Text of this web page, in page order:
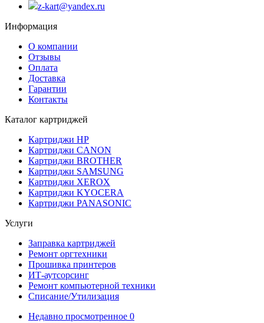
z-kart@yandex.ru
Информация
О компании
Отзывы
Оплата
Доставка
Гарантии
Контакты
Каталог картриджей
Картриджи HP
Картриджи CANON
Картриджи BROTHER
Картриджи SAMSUNG
Картриджи XEROX
Картриджи KYOCERA
Картриджи PANASONIC
Услуги
Заправка картриджей
Ремонт оргтехники
Прошивка принтеров
ИТ-аутсорсинг
Ремонт компьютерной техники
Списание/Утилизация
Недавно просмотренное 0